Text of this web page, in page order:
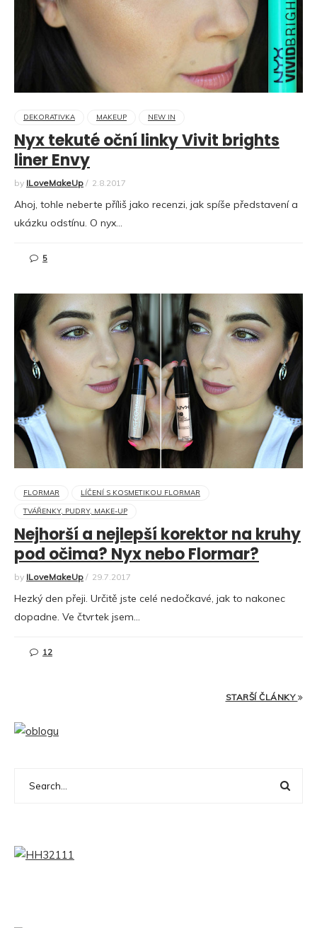
DEKORATIVKA MAKEUP NEW IN
Nyx tekuté oční linky Vivit brights
liner Envy
by ILoveMakeUp / 2.8.2017
Ahoj, tohle neberte příliš jako recenzi, jak spíše představení a
ukázku odstínu. O nyx…
5
FLORMAR
LÍČENÍ S KOSMETIKOU FLORMAR
TVÁŘENKY, PUDRY, MAKE-UP
Nejhorší a nejlepší korektor na kruhy
pod očima? Nyx nebo Flormar?
by ILoveMakeUp / 29.7.2017
Hezký den přeji. Určitě jste celé nedočkavé, jak to nakonec
dopadne. Ve čtvrtek jsem…
12
STARŠÍ ČLÁNKY